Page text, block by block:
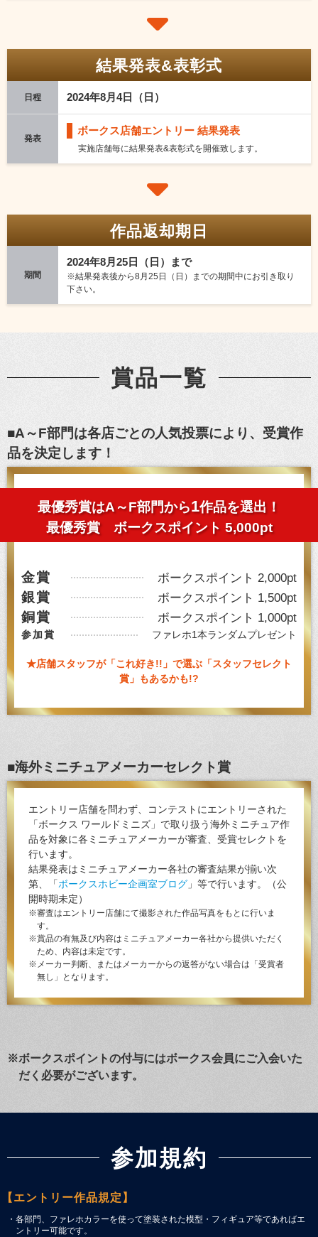
結果発表&表彰式
日程 2024年8月4日（日）
発表
ボークス店舗エントリー 結果発表
実施店舗毎に結果発表&表彰式を開催致します。
作品返却期日
期間
2024年8月25日（日）まで
※結果発表後から8月25日（日）までの期間中にお引き取り
下さい。
賞品一覧
■A～F部門は各店ごとの人気投票により、受賞作
品を決定します！
最優秀賞はA～F部門から1作品を選出！
最優秀賞 ボークスポイント 5,000pt
金賞 ボークスポイント 2,000pt
銀賞 ボークスポイント 1,500pt
銅賞 ボークスポイント 1,000pt
参加賞 ファレホ1本ランダムプレゼント
★店舗スタッフが「これ好き!!」で選ぶ「スタッフセレクト
賞」もあるかも!?
■海外ミニチュアメーカーセレクト賞
エントリー店舗を問わず、コンテストにエントリーされた
「ボークス ワールドミニズ」で取り扱う海外ミニチュア作
品を対象に各ミニチュアメーカーが審査、受賞セレクトを
行います。
結果発表はミニチュアメーカー各社の審査結果が揃い次
第、「ボークスホビー企画室ブログ 」等で行います。（公
開時期未定）
※審査はエントリー店舗にて撮影された作品写真をもとに行いま
す。
※賞品の有無及び内容はミニチュアメーカー各社から提供いただく
ため、内容は未定です。
※メーカー判断、またはメーカーからの返答がない場合は「受賞者
無し」となります。
※ボークスポイントの付与にはボークス会員にご入会いた
だく必要がございます。
参加規約
【エントリー作品規定】
・各部門、ファレホカラーを使って塗装された模型・フィギュア等であればエ
ントリー可能です。